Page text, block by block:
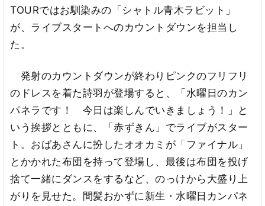
TOURではお馴染みの「シャトル青木ラビット」
が、ライブスタートへのカウントダウンを担当し
た。
発射のカウントダウンが終わりピンクのフリフリ
のドレスを着た詩羽が登場すると、「水曜日のカン
パネラです！ 今日は楽しんでいきましょう！」と
いう挨拶とともに、「赤ずきん」でライブがスター
ト。おばあさんに扮したオオカミが「ファイナル」
とかかれた布団を持って登場し、最後は布団を投げ
捨て一緒にダンスをするなど、のっけから大盛り上
がりを見せた。間髪おかずに新生・水曜日カンパネ